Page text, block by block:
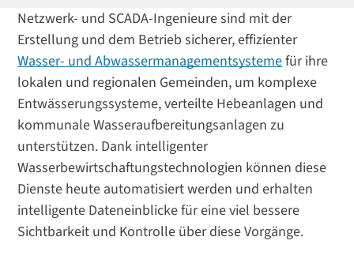
Netzwerk- und SCADA-Ingenieure sind mit der
Erstellung und dem Betrieb sicherer, effizienter
Wasser- und Abwassermanagementsystemefür ihre
lokalen und regionalen Gemeinden, um komplexe
Entwässerungssysteme, verteilte Hebeanlagen und
kommunale Wasseraufbereitungsanlagen zu
unterstützen. Dank intelligenter
Wasserbewirtschaftungstechnologien können diese
Dienste heute automatisiert werden und erhalten
intelligente Dateneinblicke für eine viel bessere
Sichtbarkeit und Kontrolle über diese Vorgänge.